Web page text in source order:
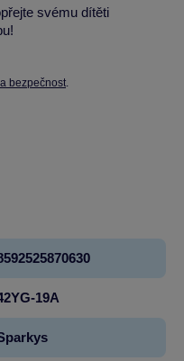
svému dítěti
bezpečnost.
19A